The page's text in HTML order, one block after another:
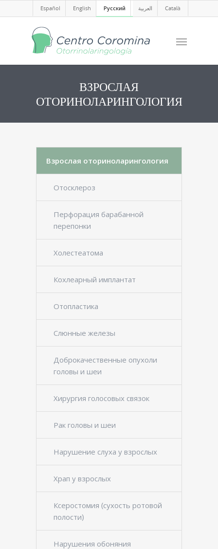
Español English Русский العربية Català
ВЗРОСЛАЯ
ОТОРИНОЛАРИНГОЛОГИЯ
Взрослая оториноларингология
Отосклероз
Перфорация барабанной
перепонки
Холестеатома
Кохлеарный имплантат
Отопластика
Слюнные железы
Доброкачественные опухоли
головы и шеи
Хирургия голосовых связок
Рак головы и шеи
Нарушение слуха у взрослых
Храп у взрослых
Ксеростомия (сухость ротовой
полости)
Нарушения обоняния